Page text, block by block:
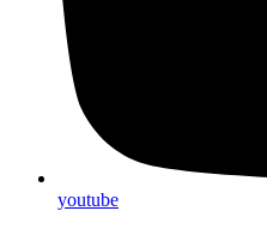
youtube